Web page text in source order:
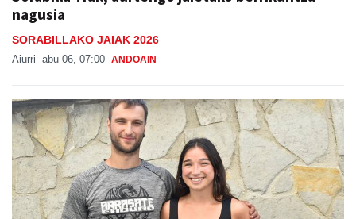
nagusia
SORABILLAKO JAIAK 2026
Aiurri abu 06, 07:00 ANDOAIN